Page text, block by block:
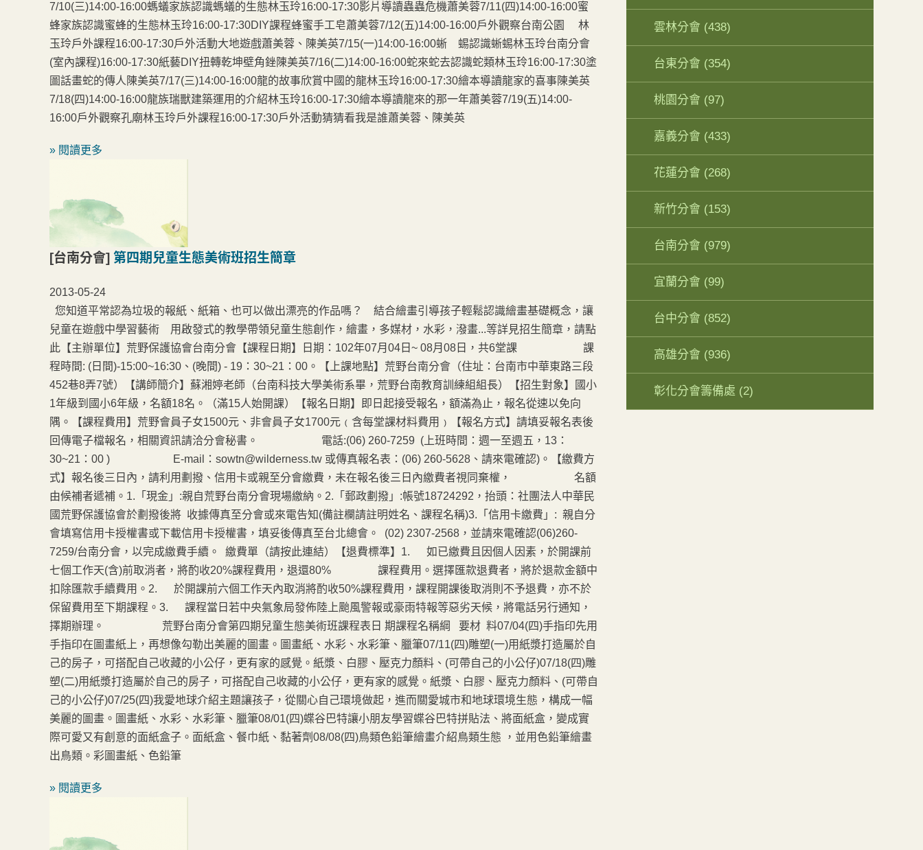
7/10(三)14:00-16:00螞蟻家族認識螞蟻的生態林玉玲16:00-17:30影片導讀蟲蟲危機蕭美蓉7/11(四)14:00-16:00蜜
蜂家族認識蜜蜂的生態林玉玲16:00-17:30DIY課程蜂蜜手工皂蕭美蓉7/12(五)14:00-16:00戶外觀察台南公園 林
玉玲戶外課程16:00-17:30戶外活動大地遊戲蕭美蓉、陳美英7/15(一)14:00-16:00蜥 蜴認識蜥蜴林玉玲台南分會
(室內課程)16:00-17:30紙藝DIY扭轉乾坤壁角銼陳美英7/16(二)14:00-16:00蛇來蛇去認識蛇類林玉玲16:00-17:30塗
圖話畫蛇的傳人陳美英7/17(三)14:00-16:00龍的故事欣賞中國的龍林玉玲16:00-17:30繪本導讀龍家的喜事陳美英
7/18(四)14:00-16:00龍族瑞獸建築運用的介紹林玉玲16:00-17:30繪本導讀龍來的那一年蕭美蓉7/19(五)14:00-
16:00戶外觀察孔廟林玉玲戶外課程16:00-17:30戶外活動猜猜看我是誰蕭美蓉、陳美英
» 閱讀更多
[台南分會] 第四期兒童生態美術班招生簡章
2013-05-24
您知道平常認為垃圾的報紙、紙箱、也可以做出漂亮的作品嗎？ 結合繪畫引導孩子輕鬆認識繪畫基礎概念，讓
兒童在遊戲中學習藝術 用啟發式的教學帶領兒童生態創作，繪畫，多媒材，水彩，潑畫...等詳見招生簡章，請點
此【主辦單位】荒野保護協會台南分會【課程日期】日期：102年07月04日~ 08月08日，共6堂課 課
程時間: (日間)-15:00~16:30、(晚間) - 19：30~21：00。【上課地點】荒野台南分會（住址：台南市中華東路三段
452巷8弄7號）【講師簡介】蘇湘婷老師（台南科技大學美術系畢，荒野台南教育訓練組組長）【招生對象】國小
1年級到國小6年級，名額18名。（滿15人始開課）【報名日期】即日起接受報名，額滿為止，報名從速以免向
隅。【課程費用】荒野會員子女1500元、非會員子女1700元﹙含每堂課材料費用﹚【報名方式】請填妥報名表後
回傳電子檔報名，相關資訊請洽分會秘書。 電話:(06) 260-7259 (上班時間：週一至週五，13：
30~21：00 ) E-mail：sowtn@wilderness.tw 或傳真報名表：(06) 260-5628、請來電確認)。【繳費方
式】報名後三日內，請利用劃撥、信用卡或親至分會繳費，未在報名後三日內繳費者視同棄權， 名額
由候補者遞補。1.「現金」:親自荒野台南分會現場繳納。2.「郵政劃撥」:帳號18724292，抬頭：社團法人中華民
國荒野保護協會於劃撥後將 收據傳真至分會或來電告知(備註欄請註明姓名、課程名稱)3.「信用卡繳費」: 親自分
會填寫信用卡授權書或下載信用卡授權書，填妥後傳真至台北總會。 (02) 2307-2568，並請來電確認(06)260-
7259/台南分會，以完成繳費手續。 繳費單（請按此連結）【退費標準】1. 如已繳費且因個人因素，於開課前
七個工作天(含)前取消者，將酌收20%課程費用，退還80% 課程費用。選擇匯款退費者，將於退款金額中
扣除匯款手續費用。2. 於開課前六個工作天內取消將酌收50%課程費用，課程開課後取消則不予退費，亦不於
保留費用至下期課程。3. 課程當日若中央氣象局發佈陸上颱風警報或豪雨特報等惡劣天候，將電話另行通知，
擇期辦理。 荒野台南分會第四期兒童生態美術班課程表日 期課程名稱綱 要材 料07/04(四)手指印先用
手指印在圖畫紙上，再想像勾勒出美麗的圖畫。圖畫紙、水彩、水彩筆、臘筆07/11(四)雕塑(一)用紙漿打造屬於自
己的房子，可搭配自己收藏的小公仔，更有家的感覺。紙漿、白膠、壓克力顏料、(可帶自己的小公仔)07/18(四)雕
塑(二)用紙漿打造屬於自己的房子，可搭配自己收藏的小公仔，更有家的感覺。紙漿、白膠、壓克力顏料、(可帶自
己的小公仔)07/25(四)我愛地球介紹主題讓孩子，從關心自己環境做起，進而關愛城市和地球環境生態，構成一幅
美麗的圖畫。圖畫紙、水彩、水彩筆、臘筆08/01(四)蝶谷巴特讓小朋友學習蝶谷巴特拼貼法、將面紙盒，變成實
際可愛又有創意的面紙盒子。面紙盒、餐巾紙、黏著劑08/08(四)鳥類色鉛筆繪畫介紹鳥類生態 ，並用色鉛筆繪畫
出鳥類。彩圖畫紙、色鉛筆
» 閱讀更多
雲林分會 (438)
台東分會 (354)
桃園分會 (97)
嘉義分會 (433)
花蓮分會 (268)
新竹分會 (153)
台南分會 (979)
宜蘭分會 (99)
台中分會 (852)
高雄分會 (936)
彰化分會籌備處 (2)